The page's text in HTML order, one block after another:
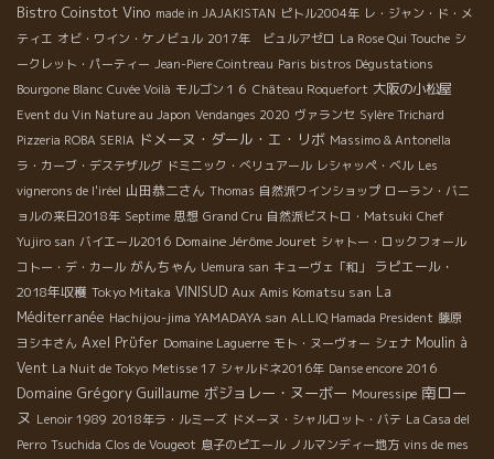
Bistro Coinstot Vino made in JAJAKISTAN ピトル2004年 レ・ジャン・ド・メ
ティエ オビ・ワイン・ケノビュル 2017年 ビュルアゼロ La Rose Qui Touche シ
ークレット・パーティー Jean-Piere Cointreau Paris bistros Dégustations
Bourgone Blanc Cuvée Voilà モルゴン１６ Château Roquefort 大阪の小松屋
Event du Vin Nature au Japon Vendanges 2020 ヴァランセ Sylère Trichard
Pizzeria ROBA SERIA ドメーヌ・ダール・エ・リボ Massimo & Antonella
ラ・カーブ・デステザルグ ドミニック・べリュアール レシャッペ・ベル Les
vignerons de l'iréel 山田恭二さん Thomas 自然派ワインショップ ローラン・バニ
ョルの来日2018年 Septime 思想 Grand Cru 自然派ビストロ・Matsuki Chef
Yujiro san バイエール2016 Domaine Jérôme Jouret シャトー・ロックフォール
コトー・デ・カール がんちゃん Uemura san キューヴェ「和」
ラピエール・
2018年収穫 Tokyo Mitaka VINISUD Aux Amis Komatsu san La
Méditerranée Hachijou-jima YAMADAYA san ALLIQ Hamada President 藤原
ヨシキさん Axel Prϋfer Domaine Laguerre モト・ヌーヴォー シェナ Moulin à
Vent La Nuit de Tokyo Metisse 17 シャルドネ2016年 Danse encore 2016
Domaine Grégory Guillaume ボジョレー・ヌーボー Mouressipe 南ロー
ヌ Lenoir 1989 2018年ラ・ルミーズ ドメーヌ・シャルロット・バテ La Casa del
Perro Tsuchida Clos de Vougeot 息子のピエール ノルマンディー地方 vins de mes